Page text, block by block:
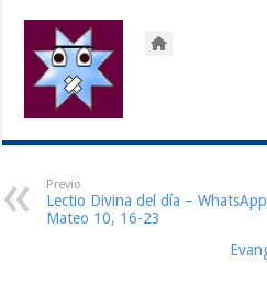
Previo
Lectio Divina del día – WhatsApp
Mateo 10, 16-23